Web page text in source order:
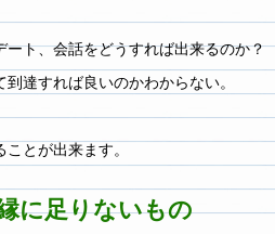
ト、会話をどうすれば出来るのか？
達すれば良いのかわからない。
とが出来ます。
に足りないもの